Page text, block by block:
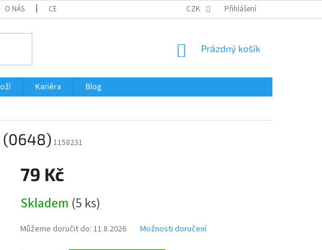
O NÁS CERTIFIKÁTY A NÁVODY OBCHODNÍ PODMÍNKY OCHRANA OSOBNÍCH
CZK Přihlášení
NÁKUPNÍ
Prázdný košík
Kariéra
Blog
(0648) 1158231
79 Kč
cena:
Skladem (5 ks)
Můžeme doručit do: 11.8.2026 Možnosti doručení